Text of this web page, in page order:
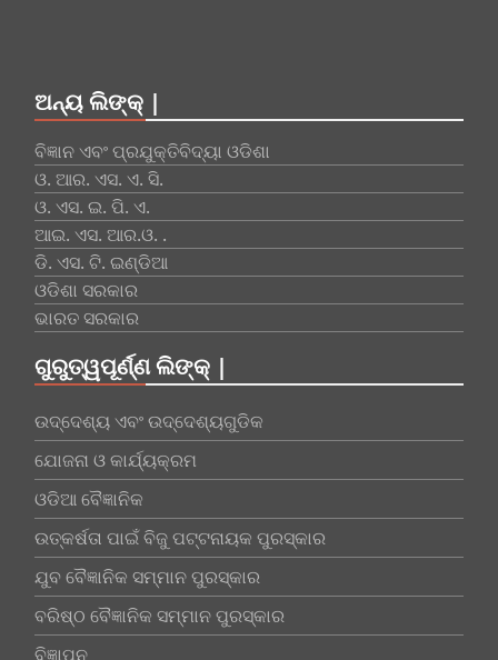
ଅନ୍ୟ ଲିଙ୍କ୍ |
ବିଜ୍ଞାନ ଏବଂ ପ୍ରଯୁକ୍ତିବିଦ୍ୟା ଓଡିଶା
ଓ. ଆର. ଏସ. ଏ. ସି.
ଓ. ଏସ. ଇ. ପି. ଏ.
ଆଇ. ଏସ. ଆର.ଓ. .
ଡି. ଏସ. ଟି. ଇଣ୍ଡିଆ
ଓଡିଶା ସରକାର
ଭାରତ ସରକାର
ଗୁରୁତ୍ୱପୂର୍ଣ୍ଣ ଲିଙ୍କ୍ |
ଉଦ୍ଦେଶ୍ୟ ଏବଂ ଉଦ୍ଦେଶ୍ୟଗୁଡିକ
ଯୋଜନା ଓ କାର୍ଯ୍ୟକ୍ରମ
ଓଡିଆ ବୈଜ୍ଞାନିକ
ଉତ୍କର୍ଷତା ପାଇଁ ବିଜୁ ପଟ୍ଟନାୟକ ପୁରସ୍କାର
ଯୁବ ବୈଜ୍ଞାନିକ ସମ୍ମାନ ପୁରସ୍କାର
ବରିଷ୍ଠ ବୈଜ୍ଞାନିକ ସମ୍ମାନ ପୁରସ୍କାର
ବିଜ୍ଞାପନ